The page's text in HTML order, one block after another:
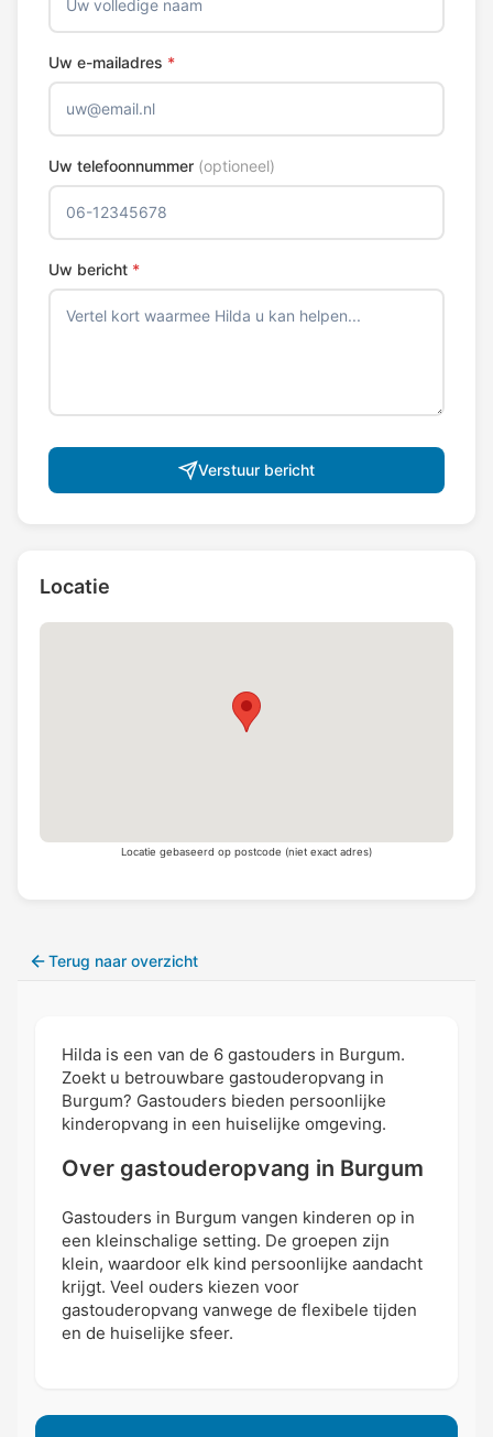
Uw e-mailadres *
Uw telefoonnummer (optioneel)
Uw bericht *
Verstuur bericht
Locatie
Locatie gebaseerd op postcode (niet exact adres)
Terug naar overzicht
Hilda is een van de 6 gastouders in Burgum.
Zoekt u betrouwbare gastouderopvang in
Burgum? Gastouders bieden persoonlijke
kinderopvang in een huiselijke omgeving.
Over gastouderopvang in Burgum
Gastouders in Burgum vangen kinderen op in
een kleinschalige setting. De groepen zijn
klein, waardoor elk kind persoonlijke aandacht
krijgt. Veel ouders kiezen voor
gastouderopvang vanwege de flexibele tijden
en de huiselijke sfeer.